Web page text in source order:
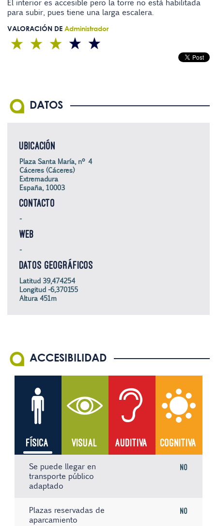
El interior es accesible pero la torre no está habilitada
para subir, pues tiene una larga escalera.
VALORACIÓN DE Administrador
DATOS
UBICACIÓN
Plaza Santa María, nº 4
Cáceres (Cáceres)
Extremadura
España, 10003
CONTACTO
-
WEB
-
DATOS GEOGRÁFICOS
Latitud 39,474254
Longitud -6,370155
Altura 451m
ACCESIBILIDAD
FÍSICA VISUAL AUDITIVA COGNITIVA
Se puede llegar en
transporte público
adaptado
No
Plazas reservadas de
aparcamiento
No